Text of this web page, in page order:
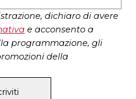
€ 16,00
dichiaro di avere
e acconsento a
programmazione, gli
della